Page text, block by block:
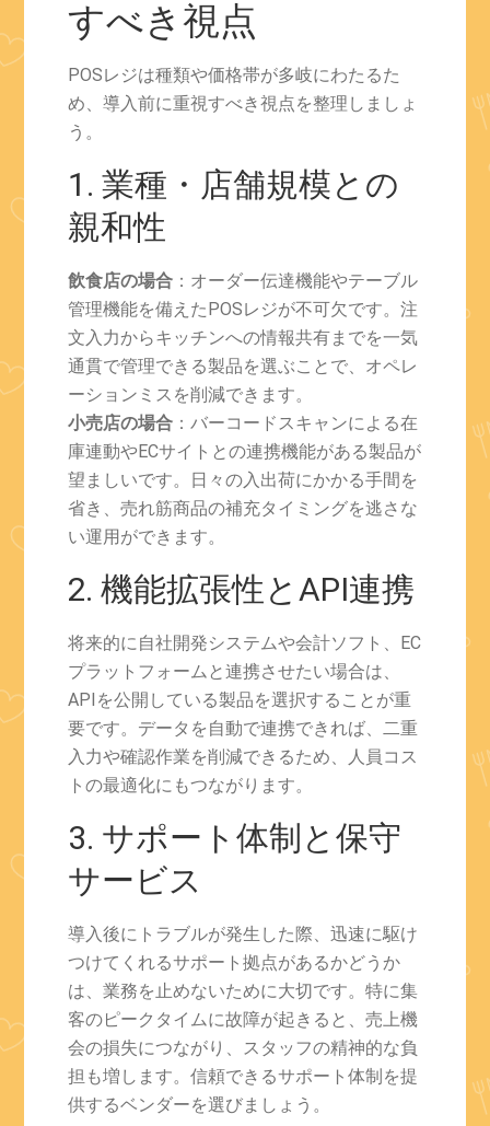
すべき視点
POSレジは種類や価格帯が多岐にわたるた
め、導入前に重視すべき視点を整理しましょ
う。
1. 業種・店舗規模との
親和性
飲食店の場合 ：オーダー伝達機能やテーブル
管理機能を備えたPOSレジが不可欠です。注
文入力からキッチンへの情報共有までを一気
通貫で管理できる製品を選ぶことで、オペレ
ーションミスを削減できます。
小売店の場合 ：バーコードスキャンによる在
庫連動やECサイトとの連携機能がある製品が
望ましいです。日々の入出荷にかかる手間を
省き、売れ筋商品の補充タイミングを逃さな
い運用ができます。
2. 機能拡張性とAPI連携
将来的に自社開発システムや会計ソフト、EC
プラットフォームと連携させたい場合は、
APIを公開している製品を選択することが重
要です。データを自動で連携できれば、二重
入力や確認作業を削減できるため、人員コス
トの最適化にもつながります。
3. サポート体制と保守
サービス
導入後にトラブルが発生した際、迅速に駆け
つけてくれるサポート拠点があるかどうか
は、業務を止めないために大切です。特に集
客のピークタイムに故障が起きると、売上機
会の損失につながり、スタッフの精神的な負
担も増します。信頼できるサポート体制を提
供するベンダーを選びましょう。